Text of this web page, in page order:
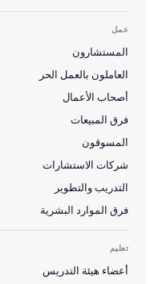
عمل
المستشارون
العاملون بالعمل الحر
أصحاب الأعمال
فرق المبيعات
المسوقون
شركات الاستشارات
التدريب والتطوير
فرق الموارد البشرية
تعليم
أعضاء هيئة التدريس
简体中文
Català
Magyar
한국어